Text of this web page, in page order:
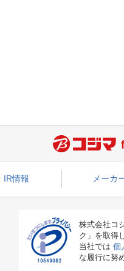
IR情報 メーカ
株式会社コ
ク」を取得
当社では 個
な履行に努